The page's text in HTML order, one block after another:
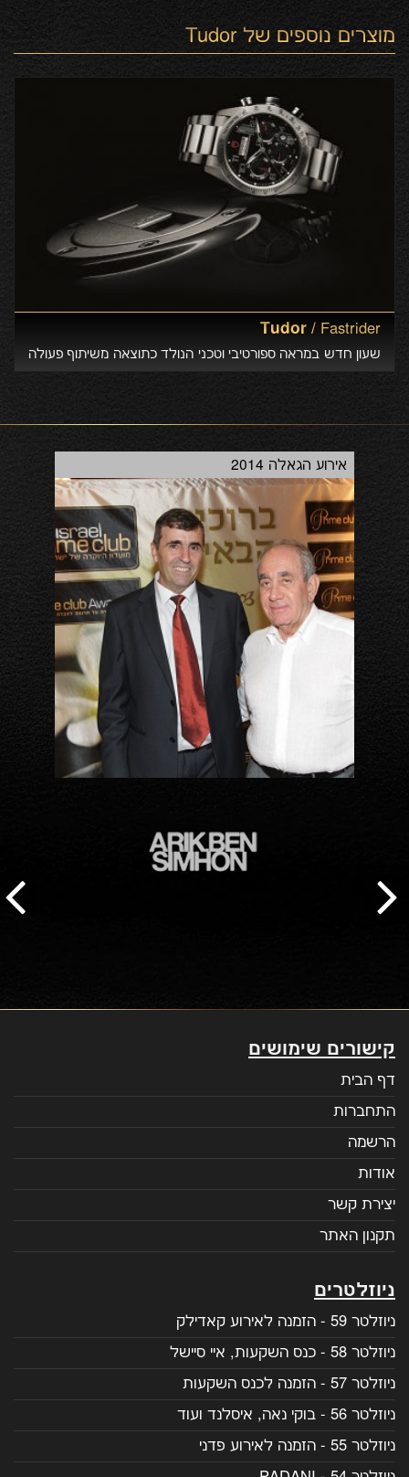
מוצרים נוספים של Tudor
Tudor / Fastrider
שעון חדש במראה ספורטיבי וטכני הנולד כתוצאה משיתוף פעולה
חדש עם אופנועי Ducati. הטבה מיוחדת בקניה בסניפי Rolex
אירוע הגאלה 2014
קישורים שימושים
דף הבית
התחברות
הרשמה
אודות
יצירת קשר
תקנון האתר
ניוזלטרים
ניוזלטר 59 - הזמנה לאירוע קאדילק
ניוזלטר 58 - כנס השקעות, איי סיישל
ניוזלטר 57 - הזמנה לכנס השקעות
ניוזלטר 56 - בוקי נאה, איסלנד ועוד
ניוזלטר 55 - הזמנה לאירוע פדני